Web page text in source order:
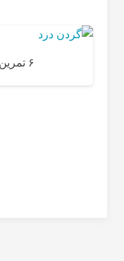
۶ تمرین برای درد کمر و گردن